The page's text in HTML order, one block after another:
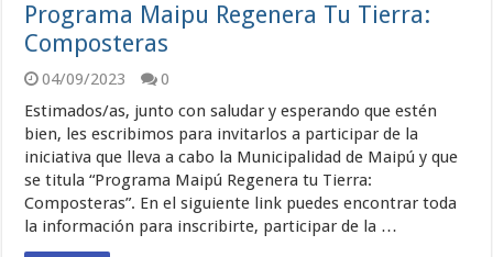
Programa Maipu Regenera Tu Tierra:
Composteras
04/09/2023
0
Estimados/as, junto con saludar y esperando que estén
bien, les escribimos para invitarlos a participar de la
iniciativa que lleva a cabo la Municipalidad de Maipú y que
se titula “Programa Maipú Regenera tu Tierra:
Composteras”. En el siguiente link puedes encontrar toda
la información para inscribirte, participar de la …